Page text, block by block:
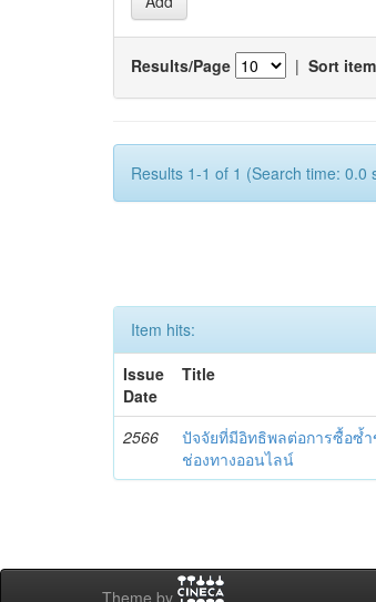
Results/Page | Sort
Results 1-1 of 1 (Search time: 0.0
Item hits:
Issue
Date
Title
2566
ปัจจัยที่มีอิทธิพลต่อการซื้อซ้ำ
ช่องทางออนไลน์